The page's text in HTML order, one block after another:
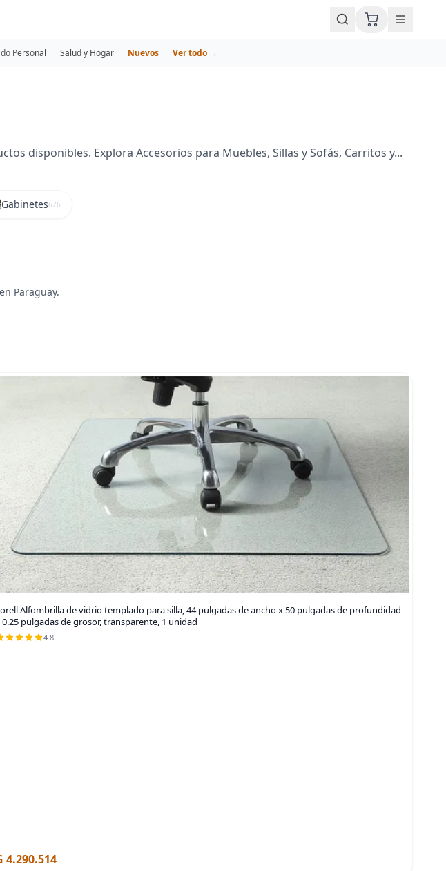
Personal Salud y Hogar Nuevos Ver todo →
disponibles. Explora Accesorios para Muebles, Sillas y Sofás, Carritos y...
Gabinetes626
Paraguay.
Alfombrilla de vidrio templado para silla, 44 pulgadas de ancho x 50 pulgadas de profundidad
0.25 pulgadas de grosor, transparente, 1 unidad
4.8
4.290.514